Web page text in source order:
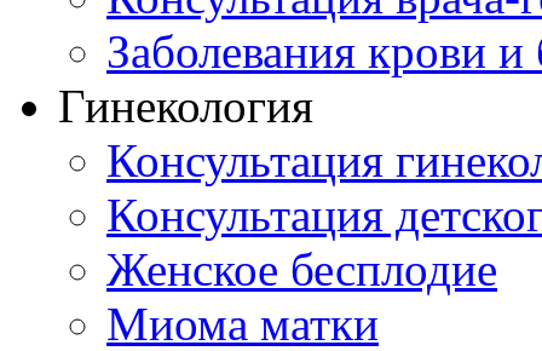
Заболевания крови и
Гинекология
Консультация
Консультация
Женское бесплодие
Миома матки